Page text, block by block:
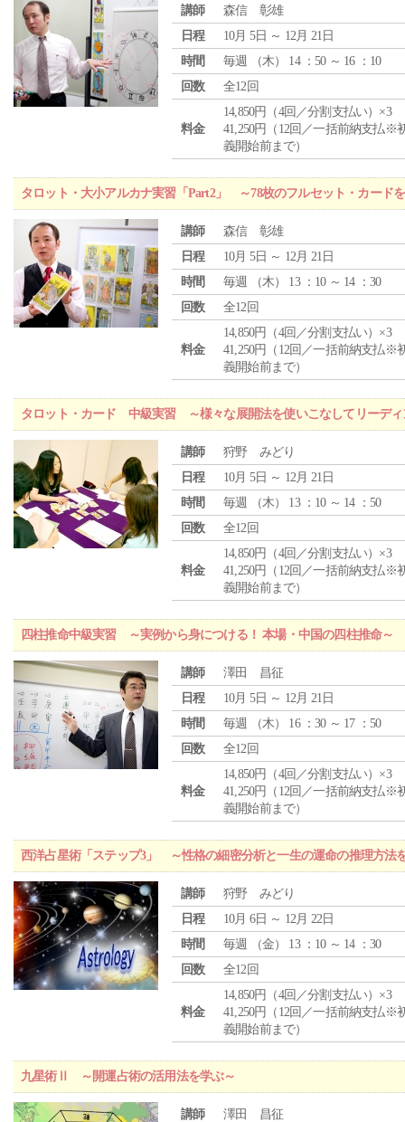
講師
森信 彰雄
日程
10月 5日 ～ 12月 21日
時間
毎週 （木） 14 ：50 ～ 16 ：10
回数
全12回
料金
14,850円（4回／分割支払い）×3
41,250円（12回／一括前納支払※
義開始前まで）
タロット・大小アルカナ実習「Part2」 ～78枚のフルセット・カード
講師
森信 彰雄
日程
10月 5日 ～ 12月 21日
時間
毎週 （木） 13 ：10 ～ 14 ：30
回数
全12回
料金
14,850円（4回／分割支払い）×3
41,250円（12回／一括前納支払※
義開始前まで）
タロット・カード 中級実習 ～様々な展開法を使いこなしてリーディ
講師
狩野 みどり
日程
10月 5日 ～ 12月 21日
時間
毎週 （木） 13 ：10 ～ 14 ：50
回数
全12回
料金
14,850円（4回／分割支払い）×3
41,250円（12回／一括前納支払※
義開始前まで）
四柱推命中級実習 ～実例から身につける！ 本場・中国の四柱推命～
講師
澤田 昌征
日程
10月 5日 ～ 12月 21日
時間
毎週 （木） 16 ：30 ～ 17 ：50
回数
全12回
料金
14,850円（4回／分割支払い）×3
41,250円（12回／一括前納支払※
義開始前まで）
西洋占星術「ステップ3」 ～性格の細密分析と一生の運命の推理方法
講師
狩野 みどり
日程
10月 6日 ～ 12月 22日
時間
毎週 （金） 13 ：10 ～ 14 ：30
回数
全12回
料金
14,850円（4回／分割支払い）×3
41,250円（12回／一括前納支払※
義開始前まで）
九星術Ⅱ ～開運占術の活用法を学ぶ～
講師
澤田 昌征